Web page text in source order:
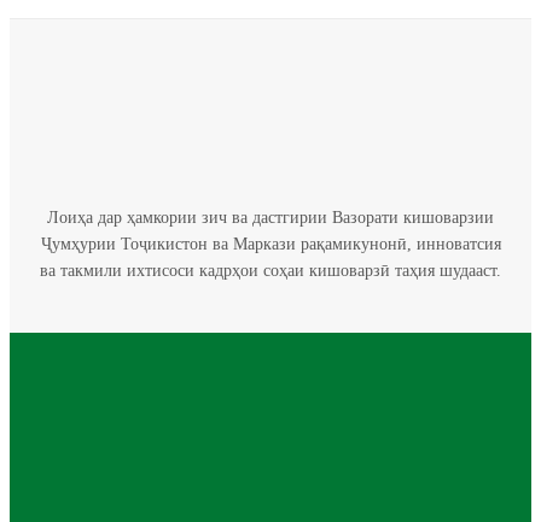
Лоиҳа дар ҳамкории зич ва дастгирии Вазорати кишоварзии
Ҷумҳурии Тоҷикистон ва Маркази рақамикунонӣ, инноватсия
ва такмили ихтисоси кадрҳои соҳаи кишоварзӣ таҳия шудааст.